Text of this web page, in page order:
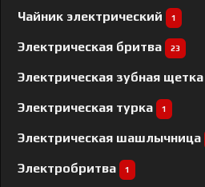
Чайник электрический 1
Электрическая бритва 23
Электрическая зубная
Электрическая турка 1
Электрическая шашлычница
Электробритва 1